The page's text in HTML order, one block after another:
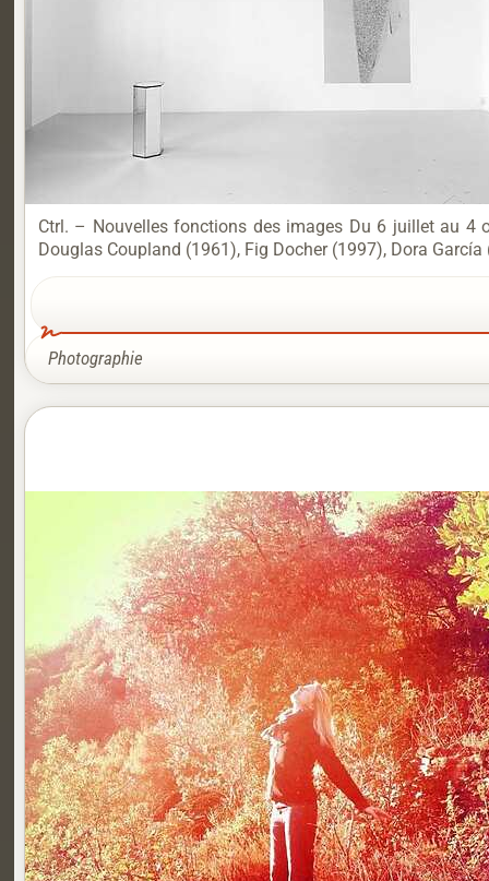
Ctrl. – Nouvelles fonctions des images Du 6 juillet au 4
Douglas Coupland (1961), Fig Docher (1997), Dora
Photographie